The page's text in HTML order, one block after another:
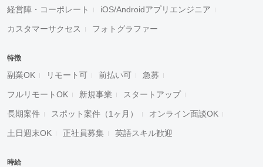
経営陣・コーポレート iOS/Androidアプリエンジニア
カスタマーサクセス フォトグラファー
特徴
副業OK リモート可 前払い可 急募
フルリモートOK 新規事業 スタートアップ
長期案件 スポット案件（1ヶ月） オンライン面談OK
土日週末OK 正社員募集 英語スキル歓迎
時給